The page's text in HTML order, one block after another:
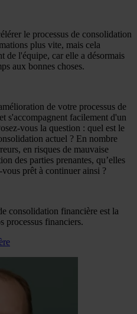
le processus de consolidation
plus vite, mais cela
de l'équipe, car elle a désormais
aux bonnes choses.
de votre processus de
s'accompagnent facilement d'un
vous la question : quel est le
actuel ? En nombre
en risques de mauvaise
des parties prenantes, qu’elles
vous prêt à continuer ainsi ?
consolidation financière est la
processus financiers.